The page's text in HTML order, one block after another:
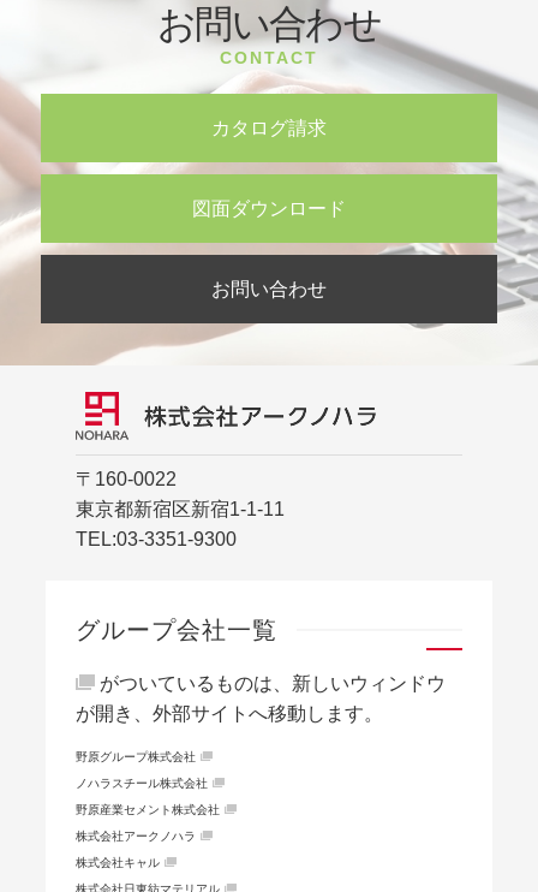
お問い合わせ
CONTACT
カタログ請求
図面ダウンロード
お問い合わせ
〒160-0022
東京都新宿区新宿1-1-11
TEL:03-3351-9300
グループ会社一覧
がついているものは、新しいウィンドウ
が開き、外部サイトへ移動します。
野原グループ株式会社
ノハラスチール株式会社
野原産業セメント株式会社
株式会社アークノハラ
株式会社キャル
株式会社日東紡マテリアル